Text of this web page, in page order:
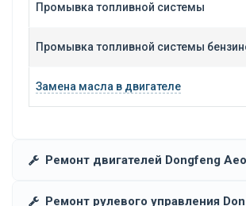
Промывка топливной системы
Промывка топливной системы
Замена масла в двигателе
Ремонт двигателей Dongfeng
Ремонт рулевого управления